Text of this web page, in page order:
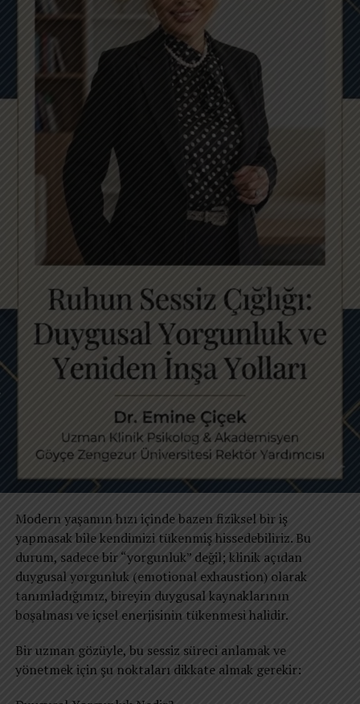
​Modern yaşamın hızı içinde bazen fiziksel bir iş
yapmasak bile kendimizi tükenmiş hissedebiliriz. Bu
durum, sadece bir “yorgunluk” değil; klinik açıdan
duygusal yorgunluk (emotional exhaustion) olarak
tanımladığımız, bireyin duygusal kaynaklarının
boşalması ve içsel enerjisinin tükenmesi halidir.
​Bir uzman gözüyle, bu sessiz süreci anlamak ve
yönetmek için şu noktaları dikkate almak gerekir: